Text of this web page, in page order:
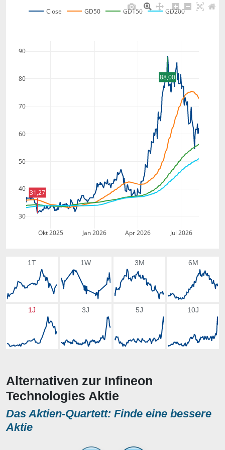
Okt 2025 Jan 2026 Apr 2026 Jul 2026
30
40
50
60
70
80
90
Close GD50 GD150 GD200
88,00
31,27
1T 1W 3M 6M
1J 3J 5J 10J
Alternativen zur Infineon
Technologies Aktie
Das Aktien-Quartett: Finde eine bessere
Aktie